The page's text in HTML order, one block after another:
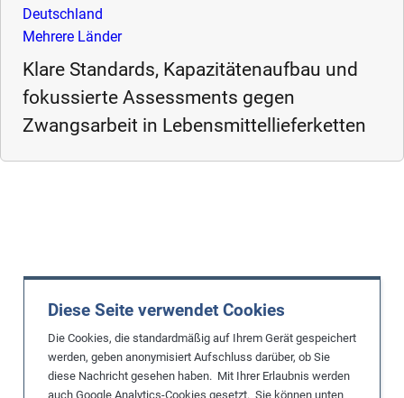
Diese Seite verwendet Cookies
Die Cookies, die standardmäßig auf Ihrem Gerät gespeichert
werden, geben anonymisiert Aufschluss darüber, ob Sie
diese Nachricht gesehen haben. Mit Ihrer Erlaubnis werden
auch Google Analytics-Cookies gesetzt. Sie können unten
Deutschland
Mehrere Länder
Klare Standards, Kapazitätenaufbau und
fokussierte Assessments gegen
Zwangsarbeit in Lebensmittellieferketten